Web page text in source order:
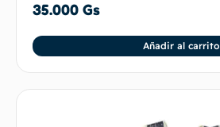
35.000 Gs
Añadir al carrito